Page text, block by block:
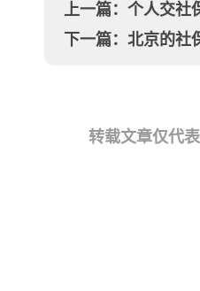
上一篇： 个人交社
下一篇： 北京的社
转载文章仅代